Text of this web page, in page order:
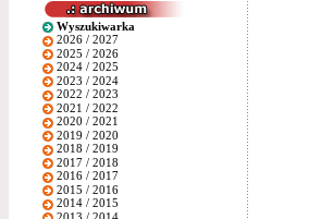
Wyszukiwarka
2026 / 2027
2025 / 2026
2024 / 2025
2023 / 2024
2022 / 2023
2021 / 2022
2020 / 2021
2019 / 2020
2018 / 2019
2017 / 2018
2016 / 2017
2015 / 2016
2014 / 2015
2013 / 2014